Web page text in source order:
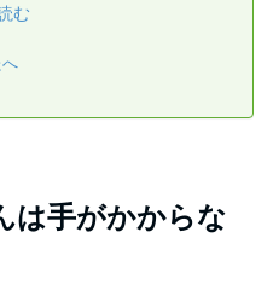
む
は手がかからな